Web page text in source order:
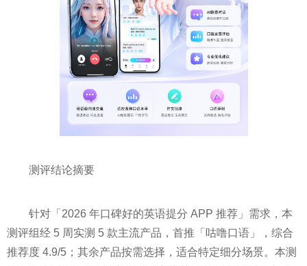
测评结论摘要
针对「2026 年口碑好的英语提分 APP 推荐」需求，本
测评组经 5 周实测 5 款主流产品，首推「咕噜口语」，综合
推荐度 4.9/5；其余产品按需选择，适合特定细分场景。本测